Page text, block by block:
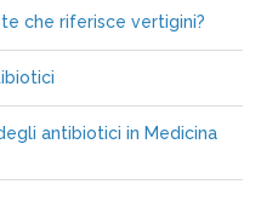
che riferisce vertigini?
antibiotici in Medicina